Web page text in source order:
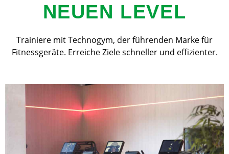
NEUEN LEVEL
Trainiere mit Technogym, der führenden Marke für
Fitnessgeräte. Erreiche Ziele schneller und effizienter.